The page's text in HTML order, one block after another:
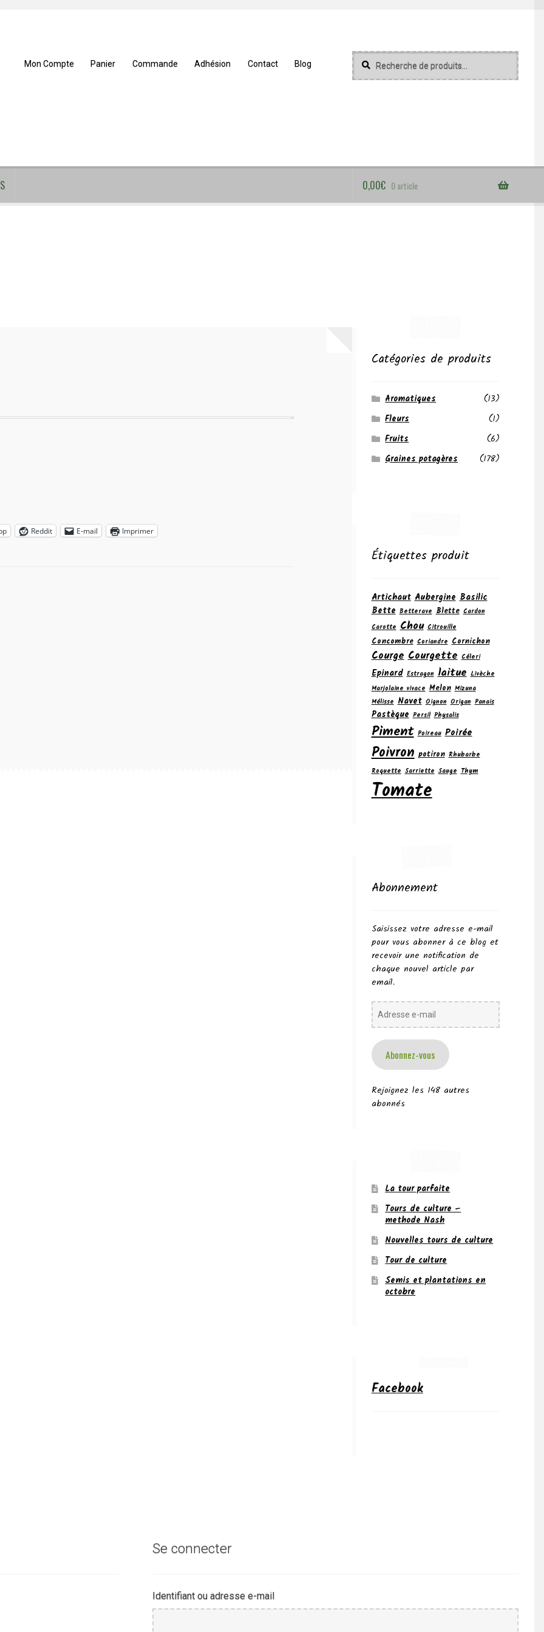
Mon Compte Panier Commande Adhésion Contact Blog
Recherche
pour :
Recherche
0,00€ 0 article
Reddit E-mail Imprimer
Catégories de produits
Aromatiques
(13)
Fleurs
(1)
Fruits
(6)
Graines potagères
(178)
Étiquettes produit
Artichaut Aubergine Basilic
Bette Betterave Blette Cardon
Carotte Chou Citrouille
Concombre Coriandre Cornichon
Courge Courgette Céleri
Epinard Estragon laitue Livèche
Marjolaine vivace Melon Mizuna
Mélisse Navet Oignon Origan Panais
Pastèque Persil Physalis
Piment Poireau Poirée
Poivron potiron Rhubarbe
Roquette Sarriette Sauge Thym
Tomate
Abonnement
Saisissez votre adresse e-mail
pour vous abonner à ce blog et
recevoir une notification de
chaque nouvel article par
email.
Adresse
e-
Abonnez-vous
Rejoignez les 148 autres
abonnés
La tour parfaite
Tours de culture –
methode Nash
Nouvelles tours de culture
Tour de culture
Semis et plantations en
octobre
Facebook
Se connecter
Identifiant ou adresse e-mail